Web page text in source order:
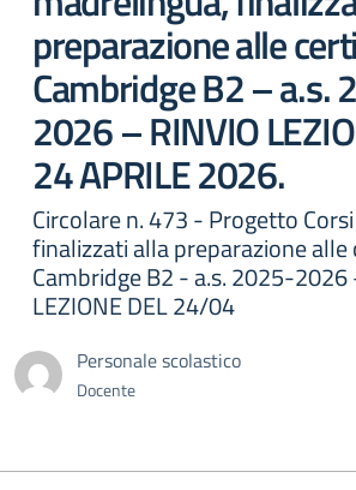
preparazione alle
Cambridge B2 – a.s.
2026 – RINVIO
24 APRILE 2026.
Circolare n. 473 - Progetto
finalizzati alla preparazione
Cambridge B2 - a.s. 2025-2026
LEZIONE DEL 24/04
Personale scolastico
Docente